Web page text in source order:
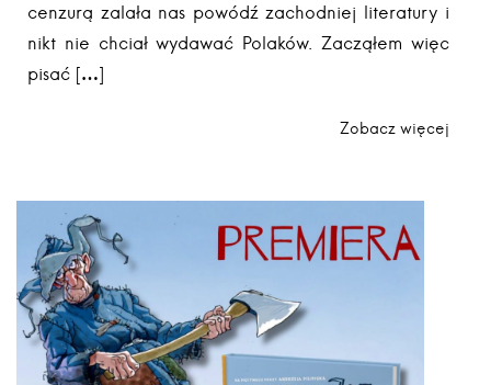
cenzurą zalała nas powódź zachodniej literatury i
nikt nie chciał wydawać Polaków. Zacząłem więc
pisać […]
Zobacz więcej